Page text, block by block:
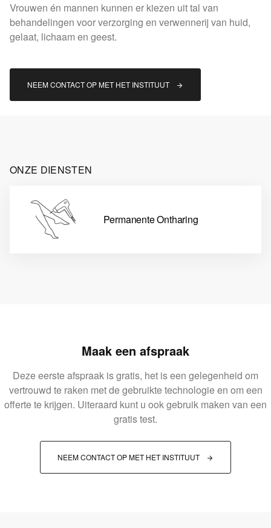
Vrouwen én mannen kunnen er kiezen uit tal van
behandelingen voor verzorging en verwennerij van huid,
gelaat, lichaam en geest.
NEEM CONTACT OP MET HET INSTITUUT
ONZE DIENSTEN
Permanente Ontharing
Maak een afspraak
Deze eerste afspraak is gratis, het is een gelegenheid om
vertrouwd te raken met de gebruikte technologie en om een
offerte te krijgen. Uiteraard kunt u ook gebruik maken van een
gratis test.
NEEM CONTACT OP MET HET INSTITUUT